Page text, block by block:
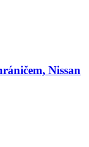
Nissan